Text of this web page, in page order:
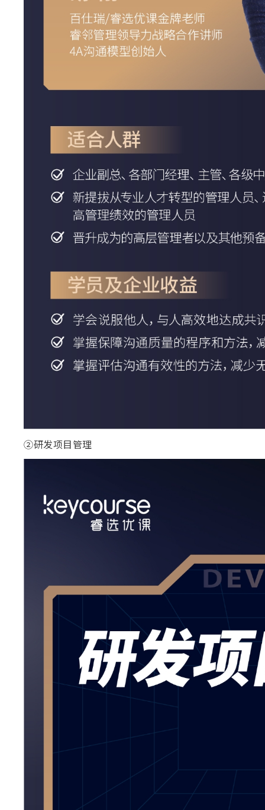
②研发项目管理